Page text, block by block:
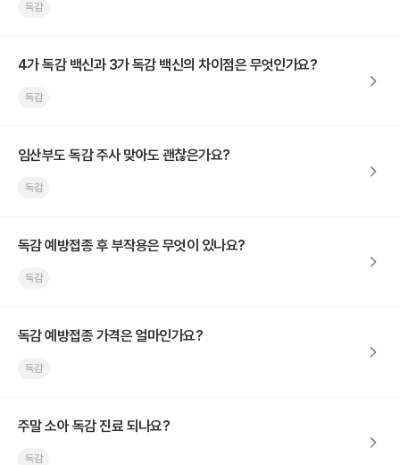
독감
4가 독감 백신과 3가 독감 백신의 차이점은 무엇인가요?
독감
임산부도 독감 주사 맞아도 괜찮은가요?
독감
독감 예방접종 후 부작용은 무엇이 있나요?
독감
독감 예방접종 가격은 얼마인가요?
독감
주말 소아 독감 진료 되나요?
독감